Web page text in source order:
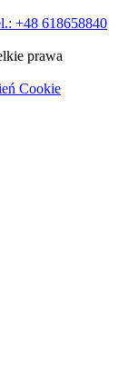
+48 618658840
prawa
Cookie